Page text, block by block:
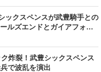
ックスペンスが武豊騎手との
ルズエンドとガイアフォー
炸裂！武豊シックスペンス
で波乱を演出